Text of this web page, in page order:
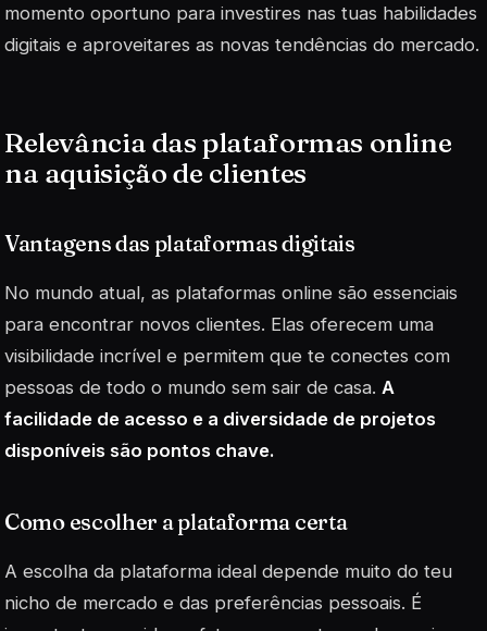
momento oportuno para investires nas tuas habilidades
digitais e aproveitares as novas tendências do mercado.
Relevância das plataformas online
na aquisição de clientes
Vantagens das plataformas digitais
No mundo atual, as plataformas online são essenciais
para encontrar novos clientes. Elas oferecem uma
visibilidade incrível e permitem que te conectes com
pessoas de todo o mundo sem sair de casa. A
facilidade de acesso e a diversidade de projetos
disponíveis são pontos chave.
Como escolher a plataforma certa
A escolha da plataforma ideal depende muito do teu
nicho de mercado e das preferências pessoais. É